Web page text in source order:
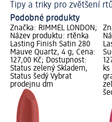
Tipy a triky pro zvětšení
Podobné produkty
Značka: RIMMEL LONDON;
Název produktu: rtěnka
Lasting Finish Satin 280
Mauve Quartz, 4 g; Cena:
127,00 Kč; Dostupnost:
Status zelený Skladem,
Status šedý Vybrat
prodejnu dm
ks